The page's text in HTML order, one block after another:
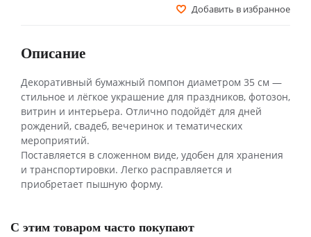
Добавить в избранное
Описание
Декоративный бумажный помпон диаметром 35 см —
стильное и лёгкое украшение для праздников, фотозон,
витрин и интерьера. Отлично подойдёт для дней
рождений, свадеб, вечеринок и тематических
мероприятий.
Поставляется в сложенном виде, удобен для хранения
и транспортировки. Легко расправляется и
приобретает пышную форму.
С этим товаром часто покупают